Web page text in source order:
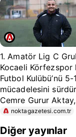
1. Amatör Lig C
Kocaeli
Futbol Kulübü’nü
mücadelesini
Cemre Gurur
noktagazetesi.com.tr
Diğer yayınlar